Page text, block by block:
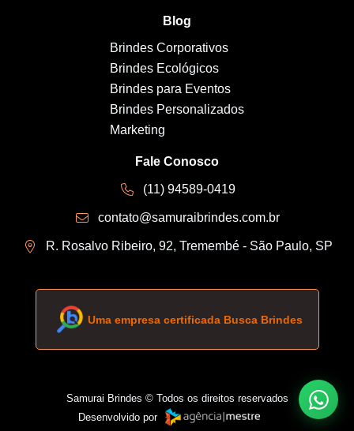
Blog
Brindes Corporativos
Brindes Ecológicos
Brindes para Eventos
Brindes Personalizados
Marketing
Fale Conosco
(11) 94589-0419
contato@samuraibrindes.com.br
R. Rosalvo Ribeiro, 92, Tremembé - São Paulo, SP
Uma empresa certificada Busca Brindes
Samurai Brindes © Todos os direitos reservados
Desenvolvido por